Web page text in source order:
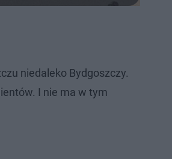
niedaleko Bydgoszczy.
I nie ma w tym